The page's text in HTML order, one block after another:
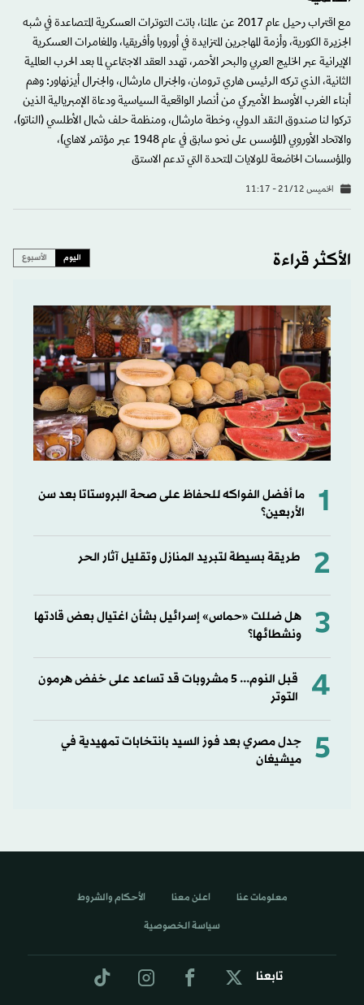
مع اقتراب رحيل عام 2017 عن عالمنا، باتت التوترات العسكرية المتصاعدة في شبه
الجزيرة الكورية، وأزمة المهاجرين المتزايدة في أوروبا وأفريقيا، والمغامرات العسكرية
الإيرانية عبر الخليج العربي والبحر الأحمر، تهدد العقد الاجتماعي لما بعد الحرب العالمية
الثانية، الذي تركه الرئيس هاري ترومان، والجنرال مارشال، والجنرال أيزنهاور: وهم
أبناء الغرب الأوسط الأميركي من أنصار الواقعية السياسية ودعاة الإمبريالية الذين
تركوا لنا صندوق النقد الدولي، وخطة مارشال، ومنظمة حلف شمال الأطلسي (الناتو)،
والاتحاد الأوروبي (المؤسس على نحو سابق في عام 1948 عبر مؤتمر لاهاي)،
والمؤسسات الخاضعة للولايات المتحدة التي تدعم الاستق
الخميس 21/12 - 11:17
الأكثر قراءة اليوم الأسبوع
1
ما أفضل الفواكه للحفاظ على صحة البروستاتا بعد سن
الأربعين؟
2 طريقة بسيطة لتبريد المنازل وتقليل آثار الحر
3
هل ضللت «حماس» إسرائيل بشأن اغتيال بعض قادتها
ونشطائها؟
4
قبل النوم... 5 مشروبات قد تساعد على خفض هرمون
التوتر
5
جدل مصري بعد فوز السيد بانتخابات تمهيدية في
ميشيغان
تابعنا
معلومات عنا اعلن معنا الأحكام والشروط
سياسة الخصوصية